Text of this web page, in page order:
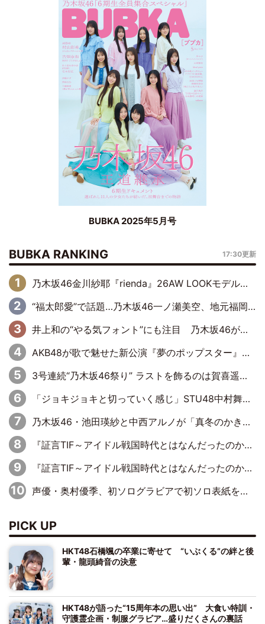
BUBKA 2025年5月号
BUBKA RANKING 17:30更新
乃木坂46金川紗耶『rienda』26AW LOOKモデルに就任
“福太郎愛”で話題…乃木坂46一ノ瀬美空、地元福岡『めんべい25周年トップサポーター』に就任
井上和の“やる気フォント”にも注目 乃木坂46が挑んだ書道パフォーマンスの舞台裏
AKB48が歌で魅せた新公演『夢のポップスター』 初日から全身全霊のステージ
3号連続“乃木坂46祭り” ラストを飾るのは賀喜遥香…5年ぶりの登場に「5年分大人になった私を見ていただけたら」
「ジョキジョキと切っていく感じ」STU48中村舞、新しい挑戦は自らの手で
乃木坂46・池田瑛紗と中西アルノが「真冬のかき氷」騒動で火花散らす！ 因縁の裏にあるのは、逆境をともに“凌”ぐ似た者同士の絆
『証言TIF～アイドル戦国時代とはなんだったのか～』第11回：私立恵比寿中学・真山りか×安本彩花「TIFで10年ぶりのキョンシーメイクをしたら、場を完全に引かせてしまって。時代が変わったんだなって」
『証言TIF～アイドル戦国時代とはなんだったのか～』第6回：でんぱ組.inc・古川未鈴×相沢梨紗「『ハロプロやりたかったな』って言ったら、夢眠ねむさんに『てめえはでんぱ組．incなんだよ！』って肩パンされて(笑)」
声優・奥村優季、初ソログラビアで初ソロ表紙を飾る！ 初めて見せる表情や、声優を志したきっかけなどを語った必読のインタビューを掲載
PICK UP
HKT48石橋颯の卒業に寄せて “いぶくる”の絆と後
輩・龍頭綺音の決意
HKT48が語った“15周年本の思い出” 大食い特訓・
守護霊企画・制服グラビア…盛りだくさんの裏話